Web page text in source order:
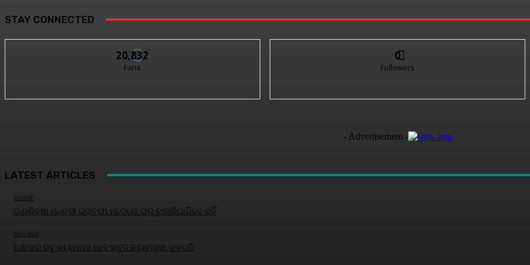
STAY CONNECTED
20,832
Fans
0
Followers
- Advertisement -
LATEST ARTICLES
ରାଜନୀତି
ଗଣଶିକ୍ଷା ମନ୍ତ୍ରୀ ଇସ୍ତଫା ନଦେଲେ ଘରୁ ବାହାରିପାରିବେ ନାହିଁ
ଆମ ସହର
ସୋଆର ସବୁ କ୍ୟାମ୍ପସ ହେବ ସବୁଜ କ୍ୟାମ୍ପସ: କୁଳପତି